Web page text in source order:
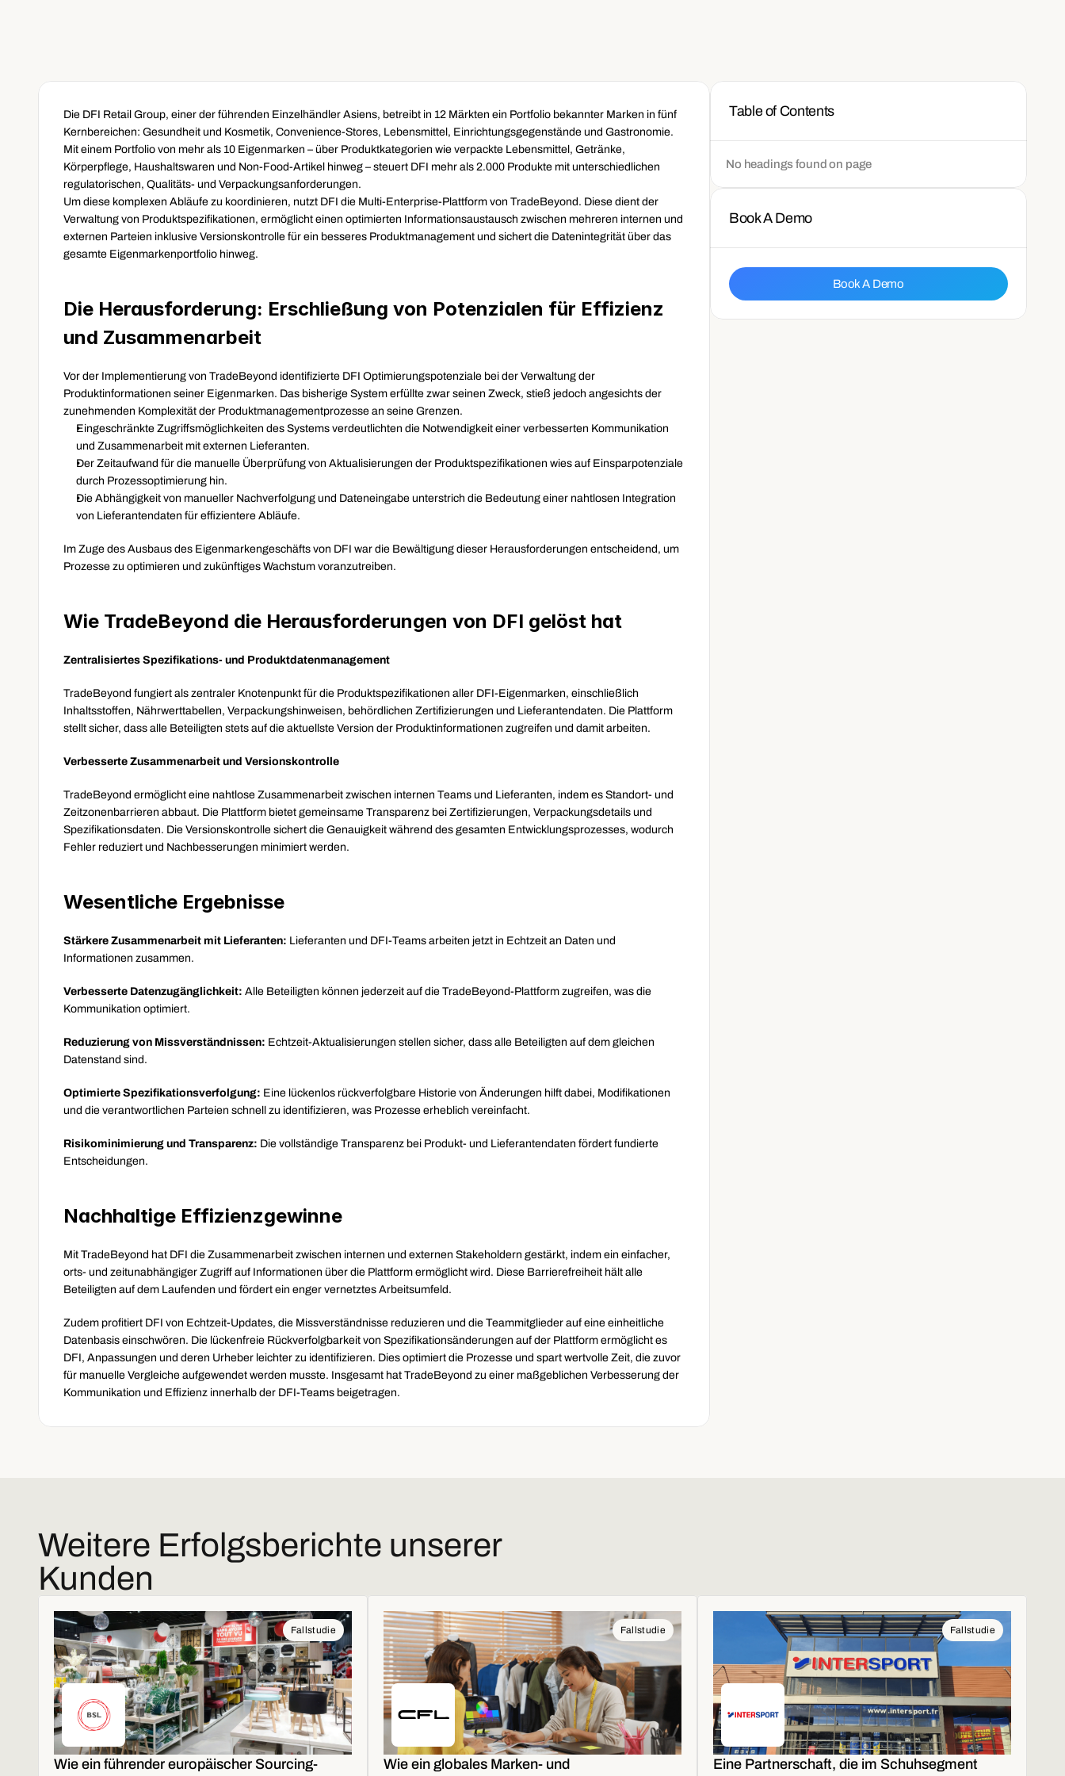
Die DFI Retail Group, einer der führenden Einzelhändler Asiens, betreibt in 12 Märkten ein Portfolio bekannter Marken in fünf
Kernbereichen: Gesundheit und Kosmetik, Convenience-Stores, Lebensmittel, Einrichtungsgegenstände und Gastronomie.
Mit einem Portfolio von mehr als 10 Eigenmarken – über Produktkategorien wie verpackte Lebensmittel, Getränke,
Körperpflege, Haushaltswaren und Non-Food-Artikel hinweg – steuert DFI mehr als 2.000 Produkte mit unterschiedlichen
regulatorischen, Qualitäts- und Verpackungsanforderungen.
Um diese komplexen Abläufe zu koordinieren, nutzt DFI die Multi-Enterprise-Plattform von TradeBeyond. Diese dient der
Verwaltung von Produktspezifikationen, ermöglicht einen optimierten Informationsaustausch zwischen mehreren internen und
externen Parteien inklusive Versionskontrolle für ein besseres Produktmanagement und sichert die Datenintegrität über das
gesamte Eigenmarkenportfolio hinweg.
Die Herausforderung: Erschließung von Potenzialen für Effizienz
und Zusammenarbeit
Vor der Implementierung von TradeBeyond identifizierte DFI Optimierungspotenziale bei der Verwaltung der
Produktinformationen seiner Eigenmarken. Das bisherige System erfüllte zwar seinen Zweck, stieß jedoch angesichts der
zunehmenden Komplexität der Produktmanagementprozesse an seine Grenzen.
Eingeschränkte Zugriffsmöglichkeiten des Systems verdeutlichten die Notwendigkeit einer verbesserten Kommunikation
und Zusammenarbeit mit externen Lieferanten.
Der Zeitaufwand für die manuelle Überprüfung von Aktualisierungen der Produktspezifikationen wies auf Einsparpotenziale
durch Prozessoptimierung hin.
Die Abhängigkeit von manueller Nachverfolgung und Dateneingabe unterstrich die Bedeutung einer nahtlosen Integration
von Lieferantendaten für effizientere Abläufe.
Im Zuge des Ausbaus des Eigenmarkengeschäfts von DFI war die Bewältigung dieser Herausforderungen entscheidend, um
Prozesse zu optimieren und zukünftiges Wachstum voranzutreiben.
Wie TradeBeyond die Herausforderungen von DFI gelöst hat
Zentralisiertes Spezifikations- und Produktdatenmanagement
TradeBeyond fungiert als zentraler Knotenpunkt für die Produktspezifikationen aller DFI-Eigenmarken, einschließlich
Inhaltsstoffen, Nährwerttabellen, Verpackungshinweisen, behördlichen Zertifizierungen und Lieferantendaten. Die Plattform
stellt sicher, dass alle Beteiligten stets auf die aktuellste Version der Produktinformationen zugreifen und damit arbeiten.
Verbesserte Zusammenarbeit und Versionskontrolle
TradeBeyond ermöglicht eine nahtlose Zusammenarbeit zwischen internen Teams und Lieferanten, indem es Standort- und
Zeitzonenbarrieren abbaut. Die Plattform bietet gemeinsame Transparenz bei Zertifizierungen, Verpackungsdetails und
Spezifikationsdaten. Die Versionskontrolle sichert die Genauigkeit während des gesamten Entwicklungsprozesses, wodurch
Fehler reduziert und Nachbesserungen minimiert werden.
Wesentliche Ergebnisse
Stärkere Zusammenarbeit mit Lieferanten: Lieferanten und DFI-Teams arbeiten jetzt in Echtzeit an Daten und
Informationen zusammen.
Verbesserte Datenzugänglichkeit: Alle Beteiligten können jederzeit auf die TradeBeyond-Plattform zugreifen, was die
Kommunikation optimiert.
Reduzierung von Missverständnissen: Echtzeit-Aktualisierungen stellen sicher, dass alle Beteiligten auf dem gleichen
Datenstand sind.
Optimierte Spezifikationsverfolgung: Eine lückenlos rückverfolgbare Historie von Änderungen hilft dabei, Modifikationen
und die verantwortlichen Parteien schnell zu identifizieren, was Prozesse erheblich vereinfacht.
Risikominimierung und Transparenz: Die vollständige Transparenz bei Produkt- und Lieferantendaten fördert fundierte
Entscheidungen.
Nachhaltige Effizienzgewinne
Mit TradeBeyond hat DFI die Zusammenarbeit zwischen internen und externen Stakeholdern gestärkt, indem ein einfacher,
orts- und zeitunabhängiger Zugriff auf Informationen über die Plattform ermöglicht wird. Diese Barrierefreiheit hält alle
Beteiligten auf dem Laufenden und fördert ein enger vernetztes Arbeitsumfeld.
Zudem profitiert DFI von Echtzeit-Updates, die Missverständnisse reduzieren und die Teammitglieder auf eine einheitliche
Datenbasis einschwören. Die lückenfreie Rückverfolgbarkeit von Spezifikationsänderungen auf der Plattform ermöglicht es
DFI, Anpassungen und deren Urheber leichter zu identifizieren. Dies optimiert die Prozesse und spart wertvolle Zeit, die zuvor
für manuelle Vergleiche aufgewendet werden musste. Insgesamt hat TradeBeyond zu einer maßgeblichen Verbesserung der
Kommunikation und Effizienz innerhalb der DFI-Teams beigetragen.
Table of Contents
No headings found on page
Book A Demo
Book A Demo
Weitere Erfolgsberichte unserer
Kunden
Fallstudie
Wie ein führender europäischer Sourcing-
Fallstudie
Wie ein globales Marken- und
Fallstudie
Eine Partnerschaft, die im Schuhsegment